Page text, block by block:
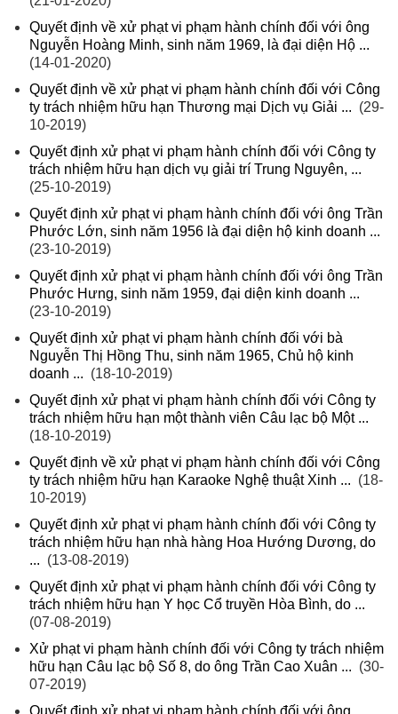
Quyết định về xử phạt vi phạm hành chính đối với ông
Nguyễn Hoàng Minh, sinh năm 1969, là đại diện Hộ ...
(14-01-2020)
Quyết định về xử phạt vi phạm hành chính đối với Công
ty trách nhiệm hữu hạn Thương mại Dịch vụ Giải ... (29-
10-2019)
Quyết định xử phạt vi phạm hành chính đối với Công ty
trách nhiệm hữu hạn dịch vụ giải trí Trung Nguyên, ...
(25-10-2019)
Quyết định xử phạt vi phạm hành chính đối với ông Trần
Phước Lớn, sinh năm 1956 là đại diện hộ kinh doanh ...
(23-10-2019)
Quyết định xử phạt vi phạm hành chính đối với ông Trần
Phước Hưng, sinh năm 1959, đại diện kinh doanh ...
(23-10-2019)
Quyết định xử phạt vi phạm hành chính đối với bà
Nguyễn Thị Hồng Thu, sinh năm 1965, Chủ hộ kinh
doanh ... (18-10-2019)
Quyết định xử phạt vi phạm hành chính đối với Công ty
trách nhiệm hữu hạn một thành viên Câu lạc bộ Một ...
(18-10-2019)
Quyết định về xử phạt vi phạm hành chính đối với Công
ty trách nhiệm hữu hạn Karaoke Nghệ thuật Xinh ... (18-
10-2019)
Quyết định xử phạt vi phạm hành chính đối với Công ty
trách nhiệm hữu hạn nhà hàng Hoa Hướng Dương, do
... (13-08-2019)
Quyết định xử phạt vi phạm hành chính đối với Công ty
trách nhiệm hữu hạn Y học Cổ truyền Hòa Bình, do ...
(07-08-2019)
Xử phạt vi phạm hành chính đối với Công ty trách nhiệm
hữu hạn Câu lạc bộ Số 8, do ông Trần Cao Xuân ... (30-
07-2019)
Quyết định xử phạt vi phạm hành chính đối với ông